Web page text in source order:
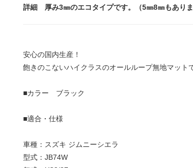
詳細 厚み3㎜のエコタイプです。（5㎜8㎜もありま
安心の国内生産！
飽きのこないハイクラスのオールループ無地マット
■カラー ブラック
■適合・仕様
車種：スズキ ジムニーシエラ
型式：JB74W